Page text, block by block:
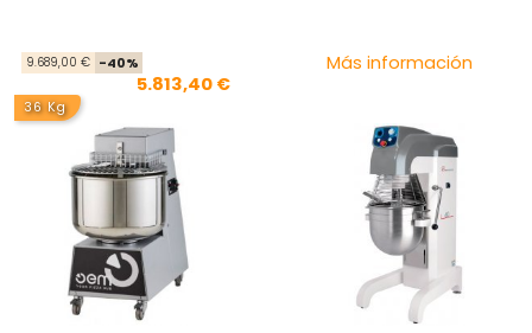
9.689,00 € -40%
5.813,40 €
Más información
36 Kg